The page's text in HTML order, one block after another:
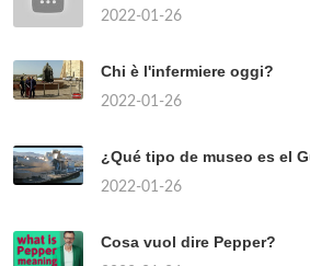
2022-01-26
Chi è l'infermiere oggi?
2022-01-26
¿Qué tipo de museo es el
2022-01-26
Cosa vuol dire Pepper?